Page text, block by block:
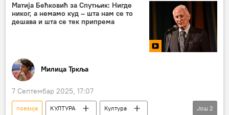
Матија Бећковић за Спутњик: Нигде
никог, а немамо куд – шта нам се то
дешава и шта се тек припрема
Милица Тркља
7 Септембар 2025, 17:07
поезија КУЛТУРА
Култура
Још 2